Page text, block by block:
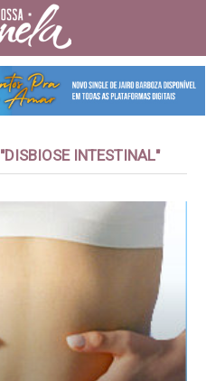
"DISBIOSE INTESTINAL"